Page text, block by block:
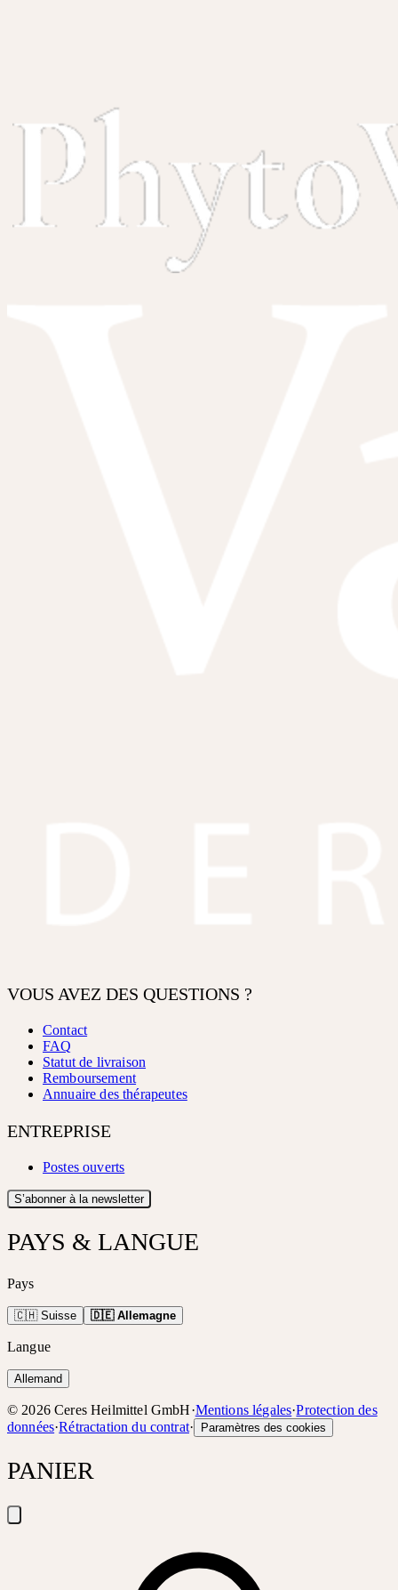
VOUS AVEZ DES QUESTIONS ?
Contact
FAQ
Statut de livraison
Remboursement
Annuaire des thérapeutes
ENTREPRISE
Postes ouverts
S’abonner à la newsletter
PAYS & LANGUE
Pays
🇨🇭 Suisse 🇩🇪 Allemagne
Langue
Allemand
© 2026 Ceres Heilmittel GmbH·Mentions légales·Protection des
données·Rétractation du contrat· Paramètres des cookies
PANIER